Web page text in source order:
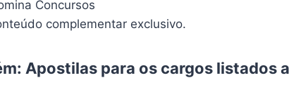
Concursos
complementar exclusivo.
Apostilas para os cargos listados